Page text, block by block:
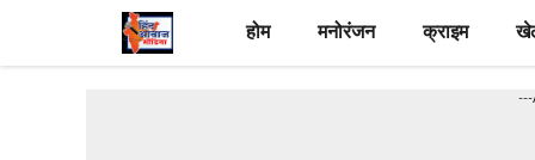
content
होम मनोरंजन क्राइम
---